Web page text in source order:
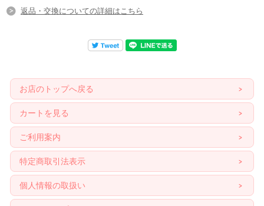
返品・交換についての詳細はこちら
お店のトップへ戻る
カートを見る
ご利用案内
特定商取引法表示
個人情報の取扱い